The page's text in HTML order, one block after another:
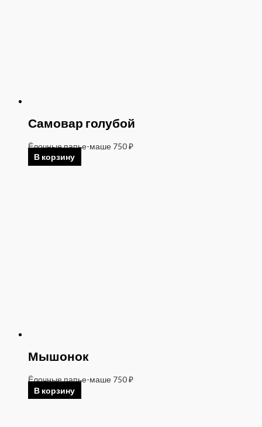
Самовар голубой
Ёлочные папье-маше 750₽
В корзину
Мышонок
Ёлочные папье-маше 750₽
В корзину